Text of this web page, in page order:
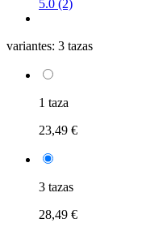
5.0 (2)
variantes: 3 tazas
1 taza
23,49 €
3 tazas
28,49 €